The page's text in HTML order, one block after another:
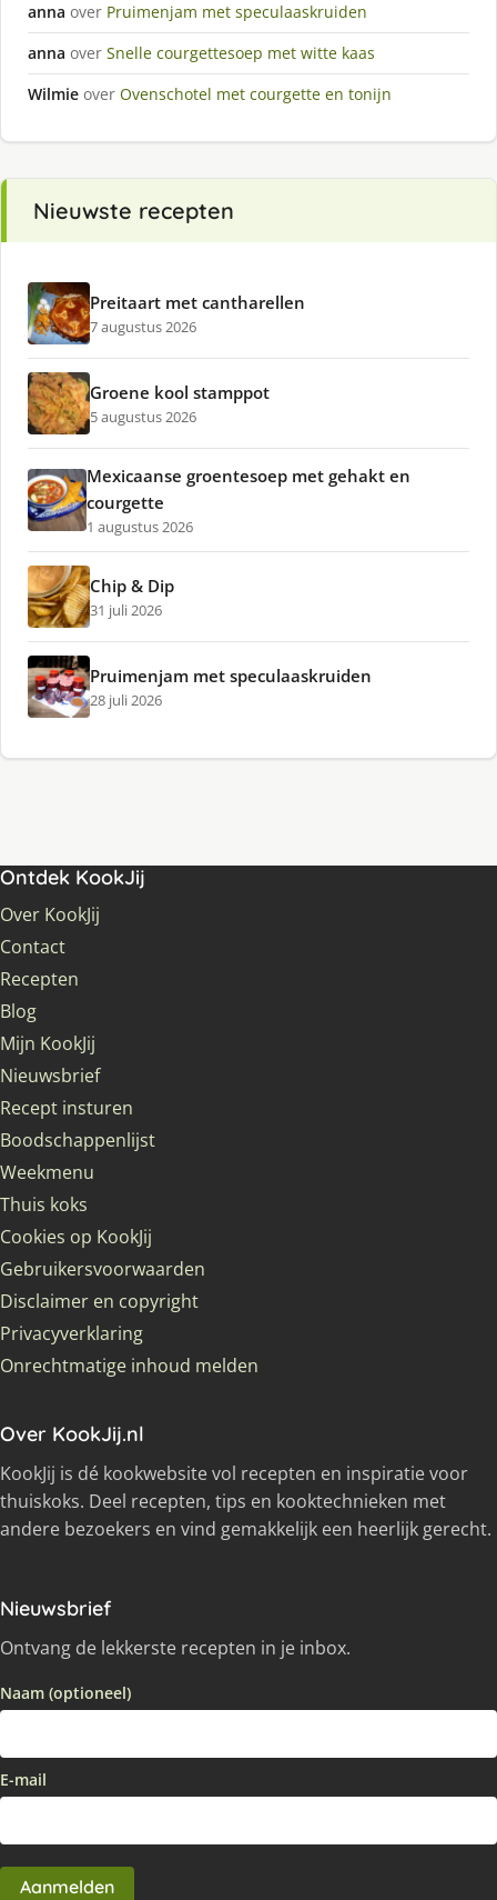
anna over Pruimenjam met speculaaskruiden
anna over Snelle courgettesoep met witte kaas
Wilmie over Ovenschotel met courgette en tonijn
Nieuwste recepten
Preitaart met cantharellen
7 augustus 2026
Groene kool stamppot
5 augustus 2026
Mexicaanse groentesoep met gehakt en
courgette
1 augustus 2026
Chip & Dip
31 juli 2026
Pruimenjam met speculaaskruiden
28 juli 2026
Ontdek KookJij
Over KookJij
Contact
Recepten
Blog
Mijn KookJij
Nieuwsbrief
Recept insturen
Boodschappenlijst
Weekmenu
Thuis koks
Cookies op KookJij
Gebruikersvoorwaarden
Disclaimer en copyright
Privacyverklaring
Onrechtmatige inhoud melden
Over KookJij.nl
KookJij is dé kookwebsite vol recepten en inspiratie voor
thuiskoks. Deel recepten, tips en kooktechnieken met
andere bezoekers en vind gemakkelijk een heerlijk gerecht.
Nieuwsbrief
Ontvang de lekkerste recepten in je inbox.
Naam (optioneel)
E-mail
Aanmelden